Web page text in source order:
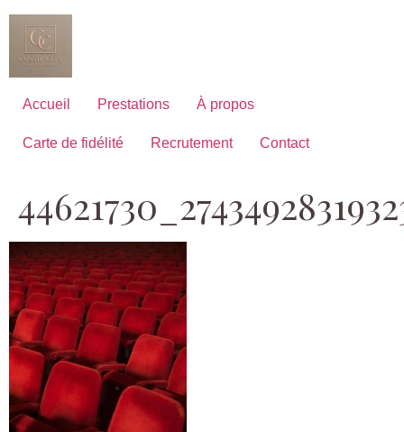
Aller
contenu
Accueil Prestations À propos
Carte de fidélité Recrutement Contact